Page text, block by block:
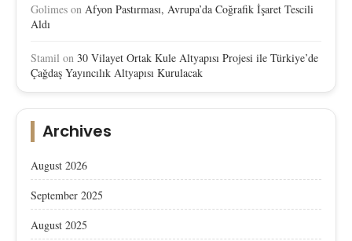
Golimes on Afyon Pastırması, Avrupa’da Coğrafik İşaret Tescili
Aldı
Stamil on 30 Vilayet Ortak Kule Altyapısı Projesi ile Türkiye’de
Çağdaş Yayıncılık Altyapısı Kurulacak
Archives
August 2026
September 2025
August 2025